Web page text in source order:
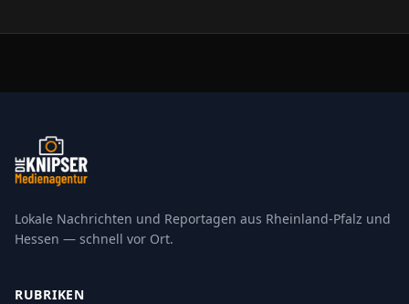
Lokale Nachrichten und Reportagen aus Rheinland-Pfalz und
Hessen — schnell vor Ort.
RUBRIKEN